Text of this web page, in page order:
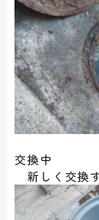
交換中
新しく交換